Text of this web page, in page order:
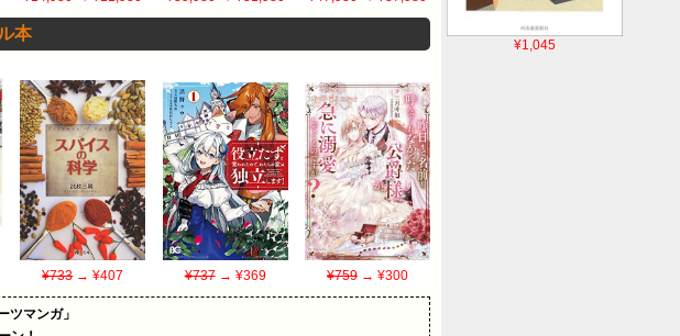
¥1,045
本
¥733→ ¥407 ¥737→ ¥369 ¥759→ ¥300
ツマンガ」